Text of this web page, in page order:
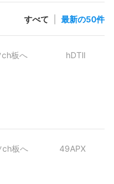
すべて 最新の50件
ch板へ hDTlI
ch板へ 49APX